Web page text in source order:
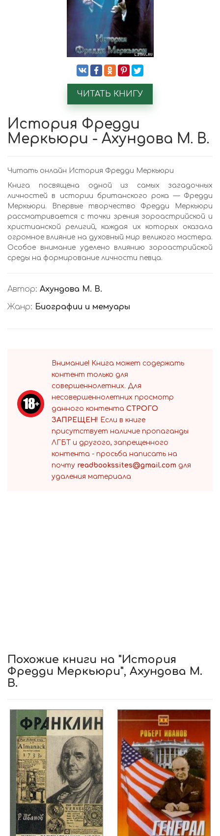
ЧИТАТЬ КНИГУ
История Фредди
Меркьюри - Ахундова М. В.
Читать онлайн История Фредди Меркьюри
Книга посвящена одной из самых загадочных
личностей в истории британского рока — Фредди
Меркьюри. Впервые творчество Фредди Меркьюри
рассматривается с точки зрения зороастрийской и
христианской религий, каждая их которых оказала
огромное влияние на духовный мир великого мастера.
Особое внимание уделено влиянию зороастрийской
среды на формирование личности певца.
Автор: Ахундова М. В.
Жанр: Биографии и мемуары
Внимание! Книга может содержать
контент только для
совершеннолетних. Для
несовершеннолетних просмотр
данного контента СТРОГО
ЗАПРЕЩЕН! Если в книге
присутствует наличие пропаганды
ЛГБТ и другого, запрещенного
контента - просьба написать на
почту readbookssites@gmail.com для
удаления материала
Похожие книги на "История
Фредди Меркьюри", Ахундова М.
В.